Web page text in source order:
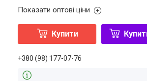
Показати оптові ціни
Купити
+380 (98) 177-07-76